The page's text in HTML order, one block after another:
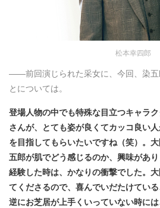
松本幸四郎
――前回演じられた采女に、今回、染五
とについては。
登場人物の中でも特殊な目立つキャラ
さんが、とても姿が良くてカッコ良い
を目指してもらいたいですね（笑）。
五郎が肌でどう感じるのか、興味があ
経験した時は、かなりの衝撃でした。
てくださるので、喜んでいだたけている
逆にお芝居が上手くいっていない時に